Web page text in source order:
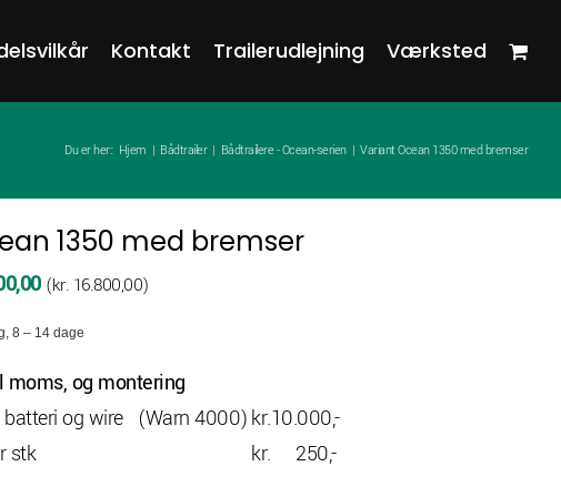
Kontakt Trailerudlejning Værksted
Du er her:: Hjem Bådtrailer Bådtrailere - Ocean-serien Variant Ocean 1350 med bremser
1350 med bremser
Den
er:
kr. 21.000,00.
(kr. 16.800,00)
8 – 14 dage
moms, og montering
batteri og wire (Warn 4000)kr.10.000,-
stk
kr. 250,-